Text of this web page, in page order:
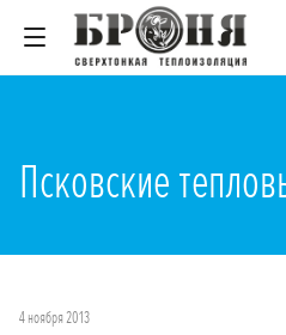
Псковские
4 ноября 2013